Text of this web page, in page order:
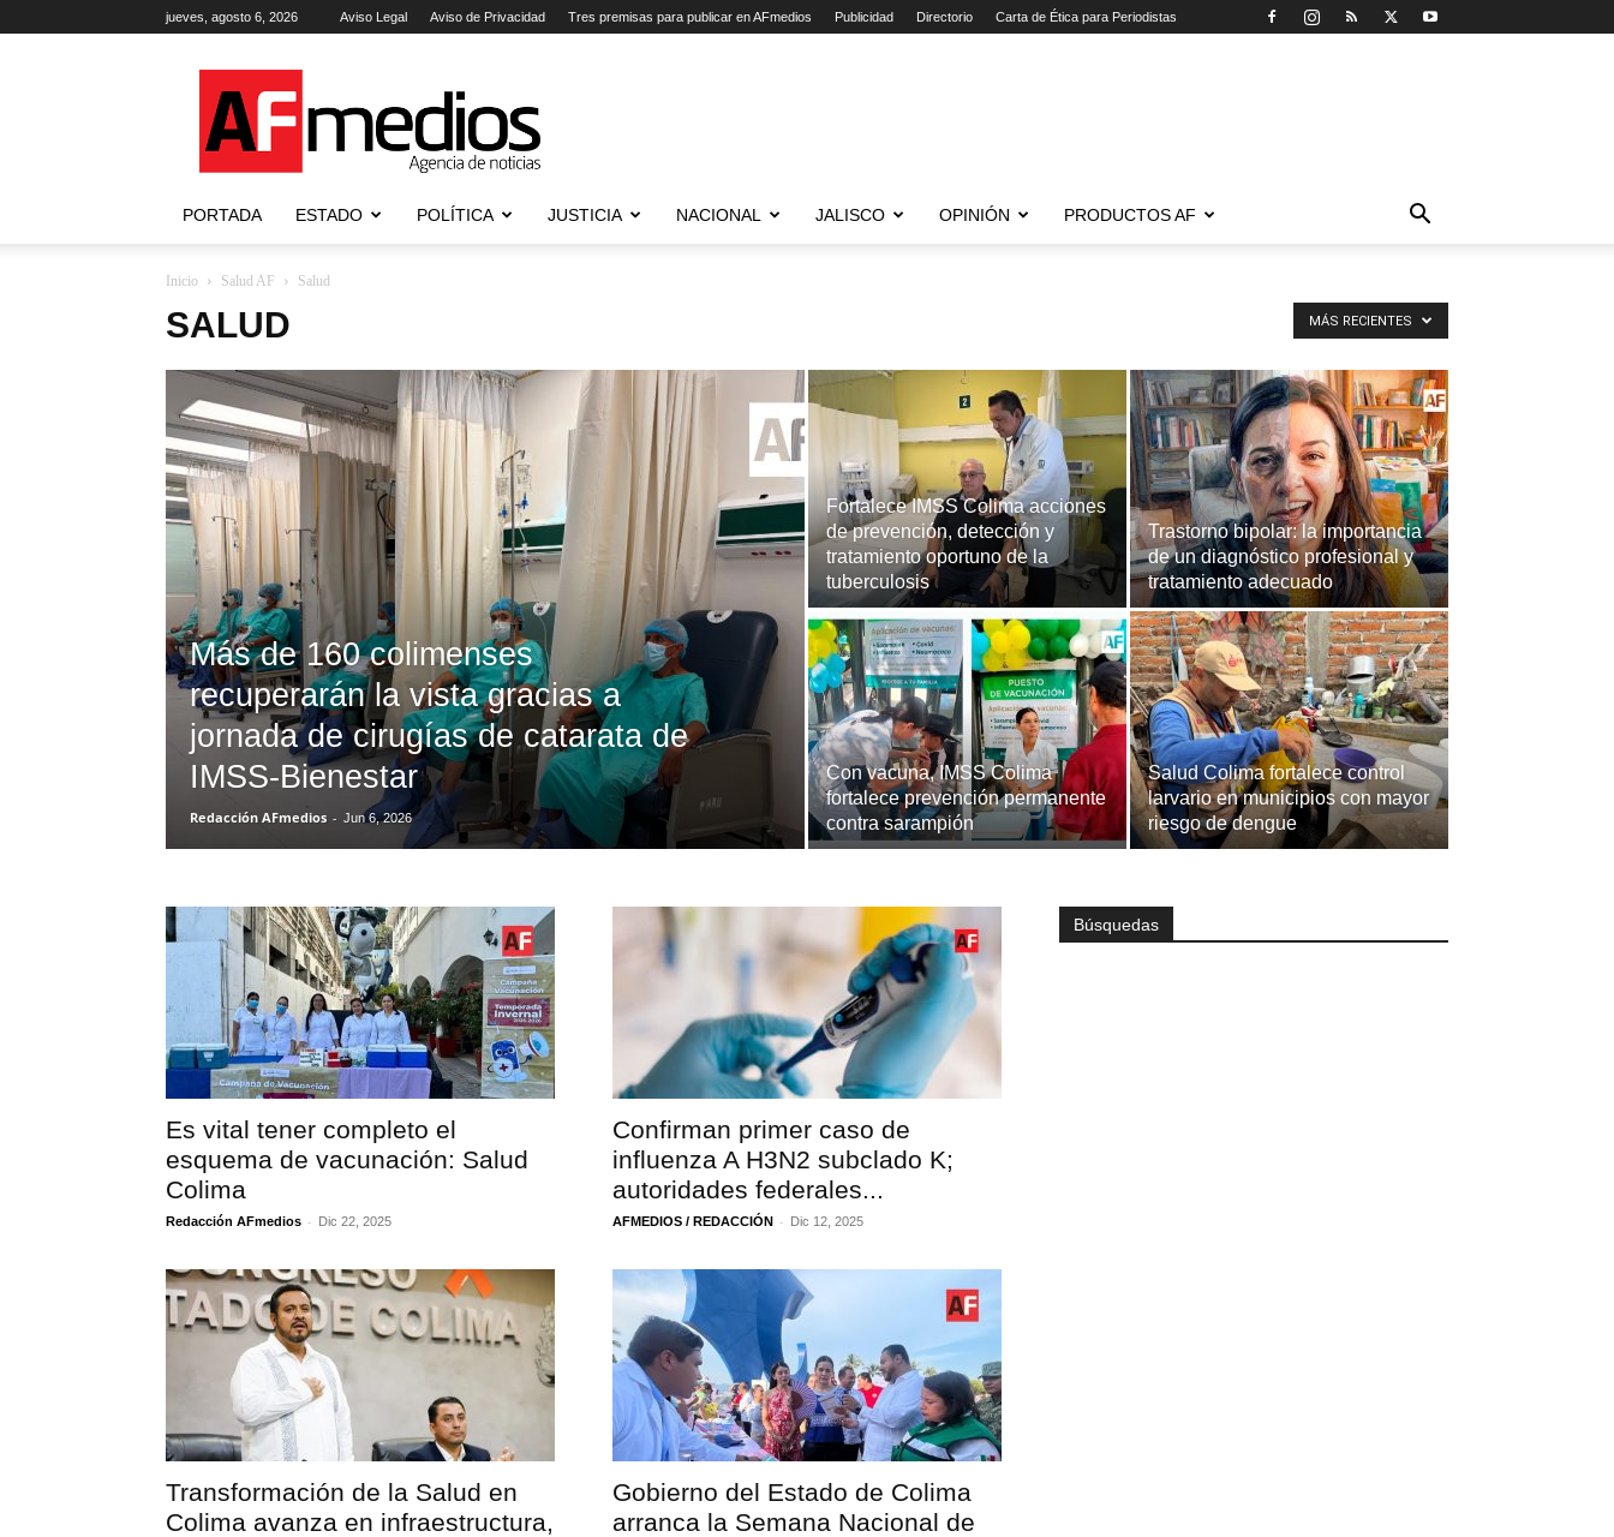
jueves, agosto 6, 2026 Aviso Legal Aviso de Privacidad Tres premisas para publicar en AFmedios Publicidad Directorio Carta de Ética para Periodistas
Agencia
de
Noticias
PORTADA ESTADO POLÍTICA JUSTICIA NACIONAL JALISCO OPINIÓN PRODUCTOS AF
Inicio Salud AF Salud
SALUD MÁS RECIENTES
Más de 160 colimenses
recuperarán la vista gracias a
jornada de cirugías de catarata de
IMSS-Bienestar
Redacción AFmedios - Jun 6, 2026
Fortalece IMSS Colima acciones
de prevención, detección y
tratamiento oportuno de la
tuberculosis
Trastorno bipolar: la importancia
de un diagnóstico profesional y
tratamiento adecuado
Con vacuna, IMSS Colima
fortalece prevención permanente
contra sarampión
Salud Colima fortalece control
larvario en municipios con mayor
riesgo de dengue
Es vital tener completo el
esquema de vacunación: Salud
Colima
Redacción AFmedios - Dic 22, 2025
Confirman primer caso de
influenza A H3N2 subclado K;
autoridades federales...
AFMEDIOS / REDACCIÓN - Dic 12, 2025
Transformación de la Salud en
Colima avanza en infraestructura,
Gobierno del Estado de Colima
arranca la Semana Nacional de
Búsquedas